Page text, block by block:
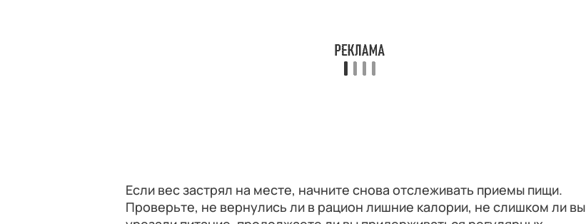
Если вес застрял на месте, начните снова отслеживать приемы пищи.
Проверьте, не вернулись ли в рацион лишние калории, не слишком ли вы